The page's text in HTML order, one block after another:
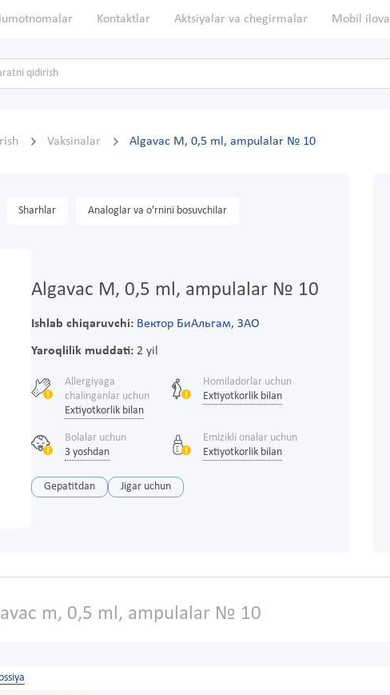
Kontaktlar Aktsiyalar va chegirmalar Mobil ilova
Vaksinalar Algavac M, 0,5 ml, ampulalar № 10
Sharhlar Analoglar va o'rnini bosuvchilar
Algavac M, 0,5 ml, ampulalar № 10
Ishlab chiqaruvchi: Вектор БиАльгам, ЗАО
Yaroqlilik muddati:2 yil
Allergiyaga
chalinganlar uchun
Extiyotkorlik bilan
Homiladorlar uchun
Extiyotkorlik bilan
Bolalar uchun
3 yoshdan
Emizikli onalar uchun
Extiyotkorlik bilan
Gepatitdan Jigar uchun
m, 0,5 ml, ampulalar № 10